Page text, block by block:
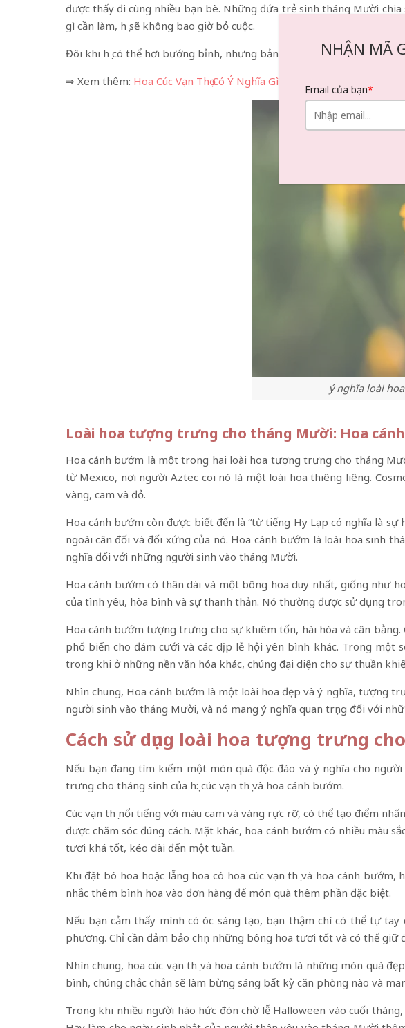
được thấy đi cùng nhiều bạn bè. Những đứa trẻ sinh tháng Mười
gì cần làm, họ sẽ không bao giờ bỏ cuộc.
Đôi khi họ có thể hơi bướng bỉnh, nhưng bản chất sáng tạo, vui vẻ và
⇒ Xem thêm: Hoa Cúc Vạn Thọ Có Ý Nghĩa Gì Trong Văn Hóa Và Cuộc
ý nghĩa loài
Loài hoa tượng trưng cho tháng Mười: Hoa
Hoa cánh bướm là một trong hai loài hoa tượng trưng cho tháng
từ Mexico, nơi người Aztec coi nó là một loài hoa thiêng liêng.
vàng, cam và đỏ.
Hoa cánh bướm còn được biết đến là “từ tiếng Hy Lạp có nghĩa là
ngoài cân đối và đối xứng của nó. Hoa cánh bướm là loài hoa sinh
nghĩa đối với những người sinh vào tháng Mười.
Hoa cánh bướm có thân dài và một bông hoa duy nhất, giống như
của tình yêu, hòa bình và sự thanh thản. Nó thường được sử dụng
Hoa cánh bướm tượng trưng cho sự khiêm tốn, hài hòa và cân
phổ biến cho đám cưới và các dịp lễ hội yên bình khác. Trong một
trong khi ở những nền văn hóa khác, chúng đại diện cho sự thuần
Nhìn chung, Hoa cánh bướm là một loài hoa đẹp và ý nghĩa, tượng
người sinh vào tháng Mười, và nó mang ý nghĩa quan trọng đối với
Cách sử dụng loài hoa tượng trưng
Nếu bạn đang tìm kiếm một món quà độc đáo và ý nghĩa cho
trưng cho tháng sinh của họ: cúc vạn thọ và hoa cánh bướm.
Cúc vạn thọ nổi tiếng với màu cam và vàng rực rỡ, có thể tạo điểm
được chăm sóc đúng cách. Mặt khác, hoa cánh bướm có nhiều màu
tươi khá tốt, kéo dài đến một tuần.
Khi đặt bó hoa hoặc lẵng hoa có hoa cúc vạn thọ và hoa cánh
nhắc thêm bình hoa vào đơn hàng để món quà thêm phần đặc biệt.
Nếu bạn cảm thấy mình có óc sáng tạo, bạn thậm chí có thể tự
phương. Chỉ cần đảm bảo chọn những bông hoa tươi tốt và có thể
Nhìn chung, hoa cúc vạn thọ và hoa cánh bướm là những món quà
bình, chúng chắc chắn sẽ làm bừng sáng bất kỳ căn phòng nào và
Trong khi nhiều người háo hức đón chờ lễ Halloween vào cuối
NHẬN MÃ
Email của bạn*